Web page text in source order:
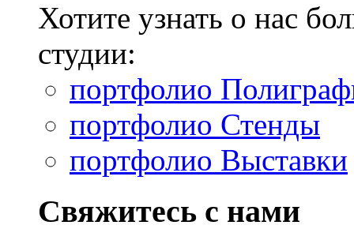
Хотите узнать о нас
студии:
портфолио
портфолио Стенды
портфолио Выставки
Свяжитесь с нами